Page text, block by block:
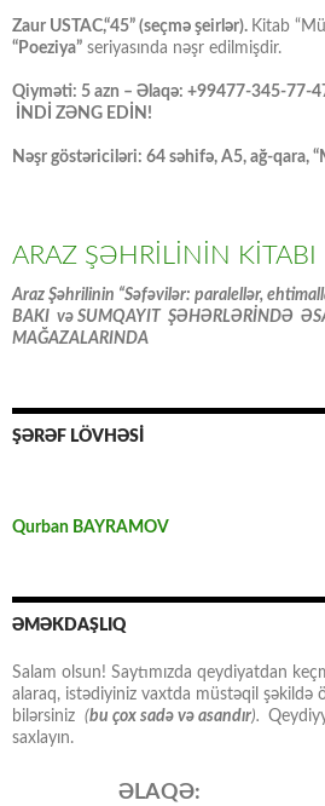
Zaur USTAC,“45” (seçmə şeirlər). Kitab
“Poeziya” seriyasında nəşr edilmişdir.
Qiyməti: 5 azn – Əlaqə: +99477-345-77-
İNDİ ZƏNG EDİN!
Nəşr göstəriciləri: 64 səhifə, A5, ağ-qara,
ARAZ ŞƏHRİLİNİN KİTABI
Araz Şəhrilinin “Səfəvilər: paralellər,
BAKI və SUMQAYIT ŞƏHƏRLƏRİNDƏ
MAĞAZALARINDA
ŞƏRƏF LÖVHƏSİ
Qurban BAYRAMOV
ƏMƏKDAŞLIQ
Salam olsun! Saytımızda qeydiyatdan
alaraq, istədiyiniz vaxtda müstəqil şəkildə
bilərsiniz (bu çox sadə və asandır).
saxlayın.
ƏLAQƏ: